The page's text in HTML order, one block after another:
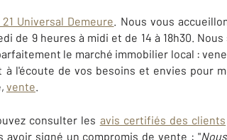
21 Universal Demeure. Nous vous
de 9 heures à midi et de 14 à 18h30.
le marché immobilier local :
l'écoute de vos besoins et envies pour
vente.
consulter les avis certifiés des clients
avoir signé un compromis de vente : "